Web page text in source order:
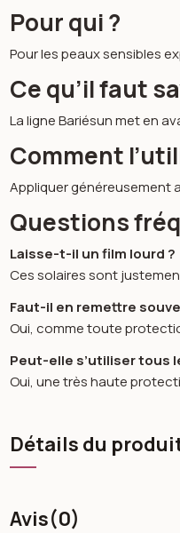
Pour qui ?
Pour les peaux sensibles
Ce qu’il faut
La ligne Bariésun met en
Comment
Appliquer généreusement
Questions
Laisse-t-il un film lourd ?
Ces solaires sont
Faut-il en remettre
Oui, comme toute
Peut-elle s’utiliser tous
Oui, une très haute
Détails du
Avis(0)